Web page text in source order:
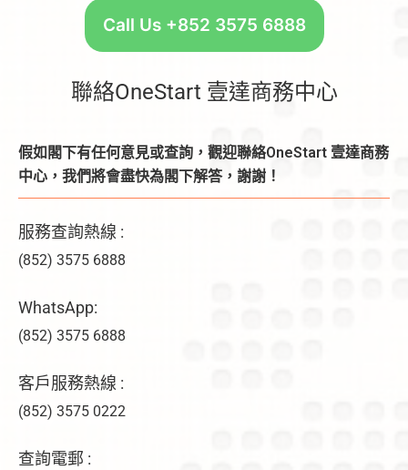
Call Us +852 3575 6888
聯絡OneStart 壹達商務中心
假如閣下有任何意見或查詢，觀迎聯絡OneStart 壹達商務
中心，我們將會盡快為閣下解答，謝謝！
服務查詢熱線 :
(852) 3575 6888
WhatsApp:
(852) 3575 6888
客戶服務熱線 :
(852) 3575 0222
查詢電郵 :